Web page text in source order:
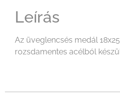
Leírás
Az üveglencsés medál
rozsdamentes acélból